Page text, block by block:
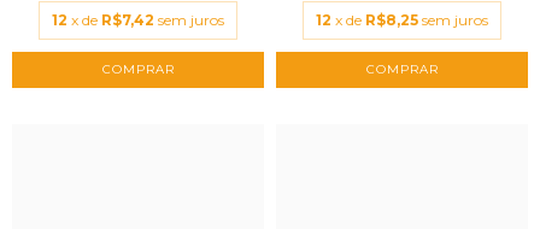
12 x de R$7,42 sem juros
COMPRAR
12 x de R$8,25 sem juros
COMPRAR